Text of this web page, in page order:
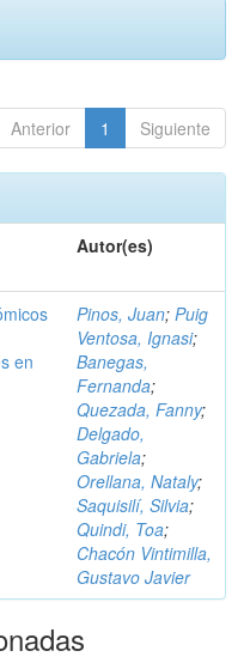
Anterior 1 Siguiente
Autor(es)
en
Pinos, Juan; Puig
Ventosa, Ignasi;
Banegas,
Fernanda;
Quezada, Fanny;
Delgado,
Gabriela;
Orellana, Nataly;
Saquisilí, Silvia;
Quindi, Toa;
Chacón Vintimilla,
Gustavo Javier